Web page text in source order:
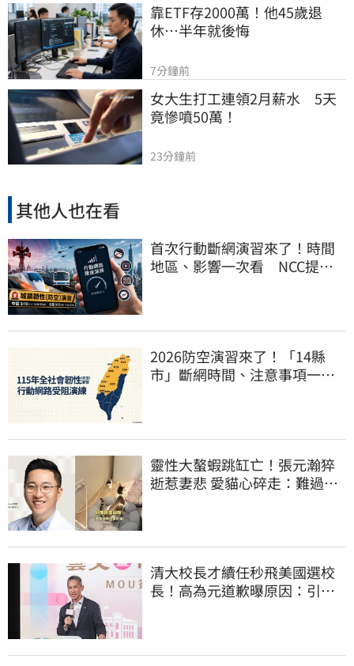
靠ETF存2000萬！他45歲退
休…半年就後悔
7分鐘前
女大生打工連領2月薪水　5天
竟慘噴50萬！
23分鐘前
其他人也在看
首次行動斷網演習來了！時間
地區、影響一次看 NCC提醒
2026防空演習來了！「14縣
市」斷網時間、注意事項一次
靈性大螯蝦跳缸亡！張元瀚猝
逝惹妻悲 愛貓心碎走：難過不
清大校長才續任秒飛美國選校
長！高為元道歉曝原因：引起